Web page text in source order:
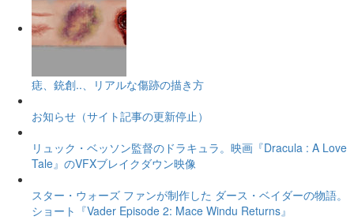
痣、銃創..、リアルな傷跡の描き方
お知らせ（サイト記事の更新停止）
リュック・ベッソン監督のドラキュラ。映画『Dracula : A Love
Tale』のVFXブレイクダウン映像
スター・ウォーズ ファンが制作した ダース・ベイダーの物語。
ショート『Vader Episode 2: Mace Windu Returns』